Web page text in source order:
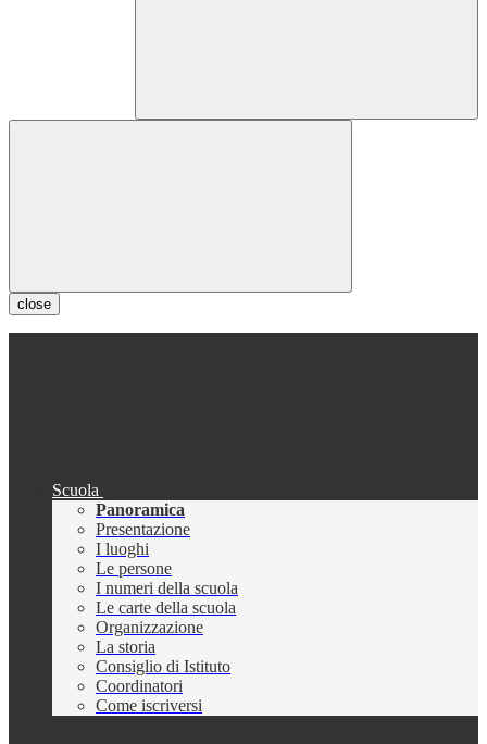
close
Scuola
Panoramica
Presentazione
I luoghi
Le persone
I numeri della scuola
Le carte della scuola
Organizzazione
La storia
Consiglio di Istituto
Coordinatori
Come iscriversi